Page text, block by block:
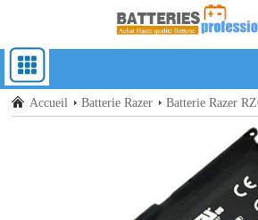
Accueil Batterie Razer Batterie Razer